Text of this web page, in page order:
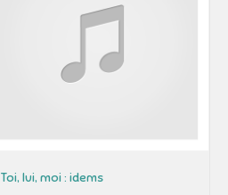
Toi, lui, moi : idems